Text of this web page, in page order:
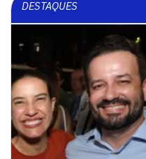
DESTAQUES